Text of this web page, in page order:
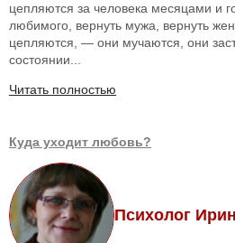
цепляются за человека месяцами и
любимого, вернуть мужа, вернуть
цепляются, — они мучаются, они
состоянии...
Читать полностью
Куда уходит любовь?
Психолог